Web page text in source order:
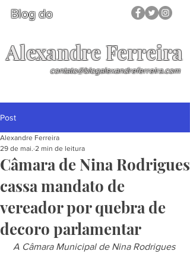
Blog do
Alexandre Ferreira
contato@blogalexandreferreira.com
Post
Câmara de Nina Rodrigues
cassa mandato de
vereador por quebra de
decoro parlamentar
Alexandre Ferreira
29 de mai. 2 min de leitura
A Câmara Municipal de Nina Rodrigues